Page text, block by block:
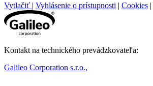
Vytlačiť | Vyhlásenie o prístupnosti | Cookies |
Kontakt na technického prevádzkovateľa:
Galileo Corporation s.r.o.,